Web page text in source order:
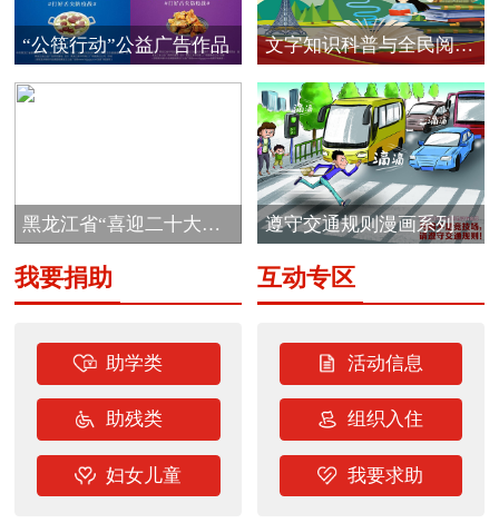
“公筷行动”公益广告作品
文字知识科普与全民阅读
公...
黑龙江省“喜迎二十大
志...
遵守交通规则漫画系列
我要捐助
助学类
助残类
妇女儿童
互动专区
活动信息
组织入住
我要求助